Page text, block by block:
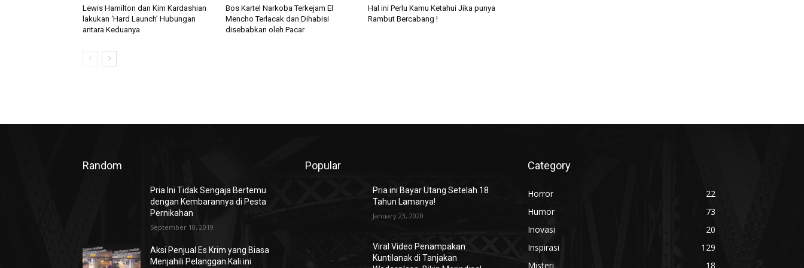
Lewis Hamilton dan Kim Kardashian
lakukan ‘Hard Launch’ Hubungan
antara Keduanya
Bos Kartel Narkoba Terkejam El
Mencho Terlacak dan Dihabisi
disebabkan oleh Pacar
Hal ini Perlu Kamu Ketahui Jika punya
Rambut Bercabang !
Random
Pria Ini Tidak Sengaja Bertemu
dengan Kembarannya di Pesta
Pernikahan
September 10, 2019
Aksi Penjual Es Krim yang Biasa
Menjahili Pelanggan Kali ini
Popular
Pria ini Bayar Utang Setelah 18
Tahun Lamanya!
January 23, 2020
Viral Video Penampakan
Kuntilanak di Tanjakan
Category
Horror
22
Humor
73
Inovasi
20
Inspirasi
129
Misteri
18